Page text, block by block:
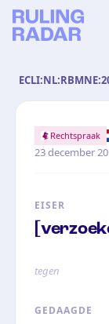
Rechtspraak
23 december
EISER
tegen
GEDAAGDE